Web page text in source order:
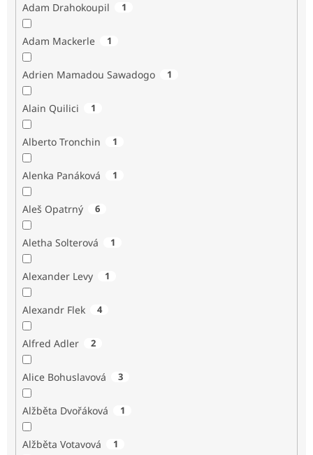
Adam Drahokoupil 1
Adam Mackerle 1
Adrien Mamadou Sawadogo 1
Alain Quilici 1
Alberto Tronchin 1
Alenka Panáková 1
Aleš Opatrný 6
Aletha Solterová 1
Alexander Levy 1
Alexandr Flek 4
Alfred Adler 2
Alice Bohuslavová 3
Alžběta Dvořáková 1
Alžběta Votavová 1